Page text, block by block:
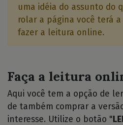
uma idéia do assunto do
rolar a página você terá
fazer a leitura online.
Faça a leitura
Aqui você tem a opção de
de também comprar a
interesse. Utilize o botão "